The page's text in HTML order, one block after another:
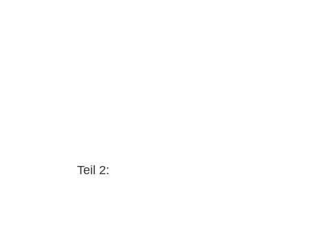
Teil 2: